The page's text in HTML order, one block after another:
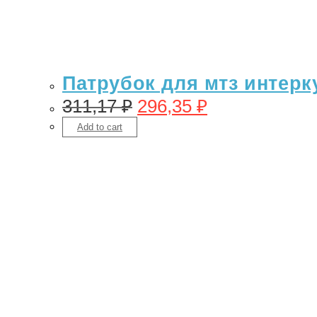
Патрубок для мтз
311,17₽ 296,35 ₽
Add to cart